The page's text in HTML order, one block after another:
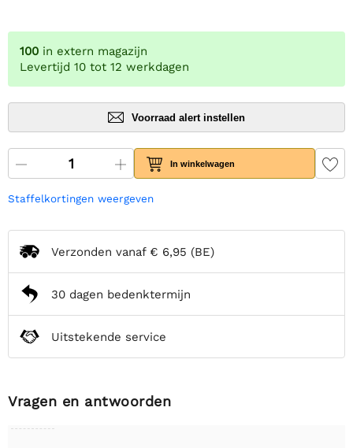
100 in extern magazijn
Levertijd 10 tot 12 werkdagen
Voorraad alert instellen
In winkelwagen
Staffelkortingen weergeven
Verzonden vanaf € 6,95 (BE)
30 dagen bedenktermijn
Uitstekende service
Vragen en antwoorden